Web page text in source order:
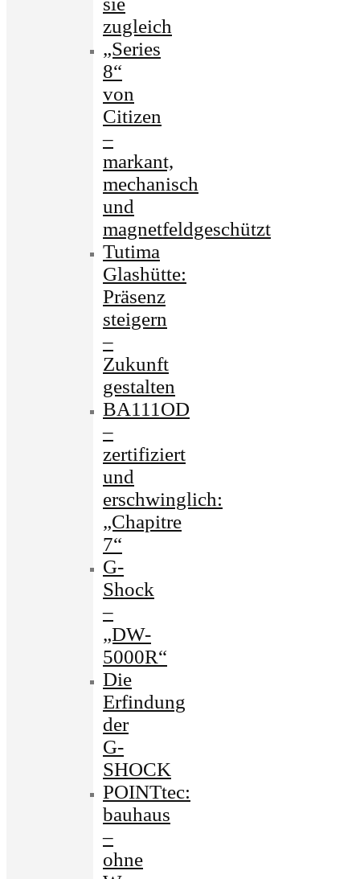
zugleich
„Series
8“
von
Citizen
–
markant,
mechanisch
und
magnetfeldgeschützt
Tutima
Glashütte:
Präsenz
steigern
–
Zukunft
gestalten
BA111OD
–
zertifiziert
und
erschwinglich:
„Chapitre
7“
G-
Shock
–
„DW-
5000R“
Die
Erfindung
der
G-
SHOCK
POINTtec:
bauhaus
–
ohne